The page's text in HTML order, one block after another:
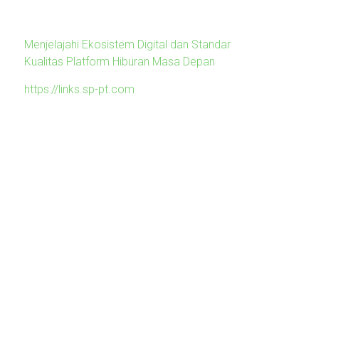
Menjelajahi Ekosistem Digital dan Standar
Kualitas Platform Hiburan Masa Depan
https://links.sp-pt.com